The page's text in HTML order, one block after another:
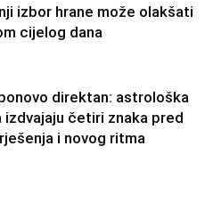
izbor hrane može olakšati
cijelog dana
direktan: astrološka
izdvajaju četiri znaka pred
i novog ritma